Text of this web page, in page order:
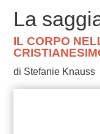
La
IL CORPO
di Stefanie Knauss